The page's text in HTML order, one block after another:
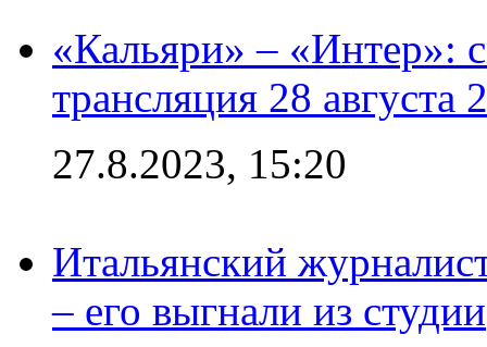
«Кальяри» – «Интер»:
трансляция 28 августа
27.8.2023, 15:20
Итальянский
– его выгнали из студии